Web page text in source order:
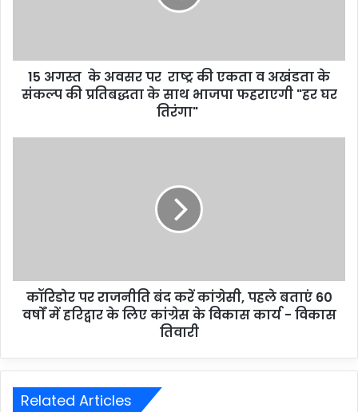
15 अगस्त के अवसर पर राष्ट्र की एकता व अखंडता के
संकल्प की प्रतिबद्धता के साथ भाजपा फहराएगी "हर घर
तिरंगा"
कॉरिडोर पर राजनीति बंद करें कांग्रेसी, पहले बताएं 60
वर्षों में हरिद्वार के लिए कांग्रेस के विकास कार्य - विकास
तिवारी
Related Articles